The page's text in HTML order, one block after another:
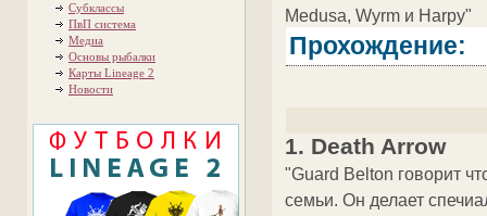
Субклассы
ПвП система
Медиа
Основы рыбалки
Карты Lineage 2
Новости
Medusa, Wyrm и Harpy"
Прохождение:
1. Death Arrow
"Guard Belton говорит
семьи. Он делает